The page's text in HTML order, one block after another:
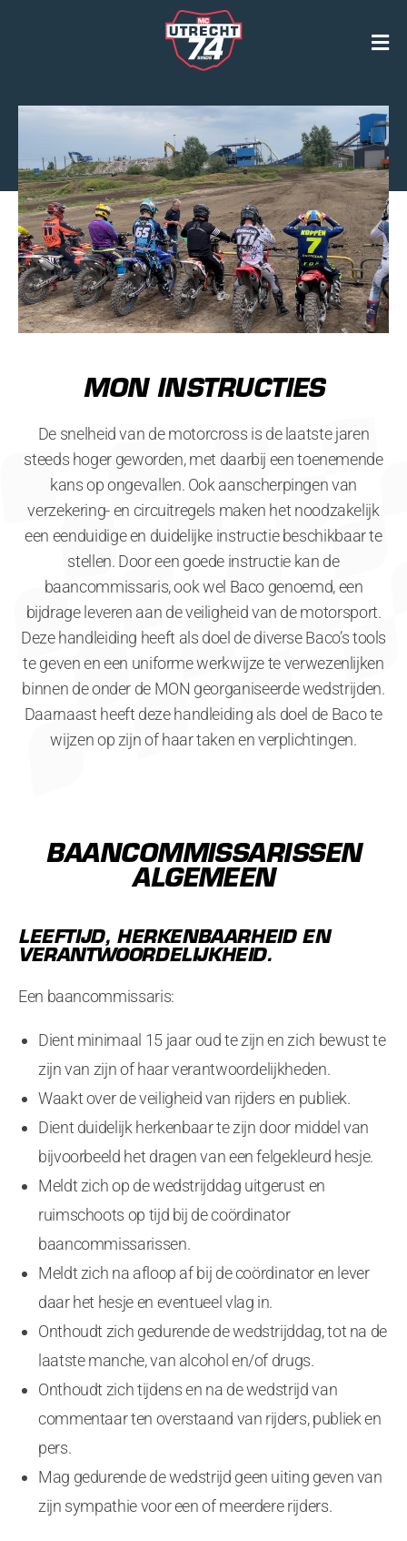
MON INSTRUCTIES
De snelheid van de motorcross is de laatste jaren
steeds hoger geworden, met daarbij een toenemende
kans op ongevallen. Ook aanscherpingen van
verzekering- en circuitregels maken het noodzakelijk
een eenduidige en duidelijke instructie beschikbaar te
stellen. Door een goede instructie kan de
baancommissaris, ook wel Baco genoemd, een
bijdrage leveren aan de veiligheid van de motorsport.
Deze handleiding heeft als doel de diverse Baco’s tools
te geven en een uniforme werkwijze te verwezenlijken
binnen de onder de MON georganiseerde wedstrijden.
Daarnaast heeft deze handleiding als doel de Baco te
wijzen op zijn of haar taken en verplichtingen.
BAANCOMMISSARISSEN
ALGEMEEN
LEEFTIJD, HERKENBAARHEID EN
VERANTWOORDELIJKHEID.
Een baancommissaris:
Dient minimaal 15 jaar oud te zijn en zich bewust te
zijn van zijn of haar verantwoordelijkheden.
Waakt over de veiligheid van rijders en publiek.
Dient duidelijk herkenbaar te zijn door middel van
bijvoorbeeld het dragen van een felgekleurd hesje.
Meldt zich op de wedstrijddag uitgerust en
ruimschoots op tijd bij de coördinator
baancommissarissen.
Meldt zich na afloop af bij de coördinator en lever
daar het hesje en eventueel vlag in.
Onthoudt zich gedurende de wedstrijddag, tot na de
laatste manche, van alcohol en/of drugs.
Onthoudt zich tijdens en na de wedstrijd van
commentaar ten overstaand van rijders, publiek en
pers.
Mag gedurende de wedstrijd geen uiting geven van
zijn sympathie voor een of meerdere rijders.